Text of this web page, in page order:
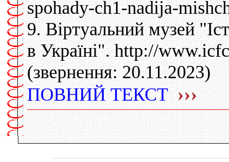
spohady-ch1-nadija-
9. Віртуальний музей
в Україні". http://
(звернення: 20.11.2023)
ПОВНИЙ ТЕКСТ ›››